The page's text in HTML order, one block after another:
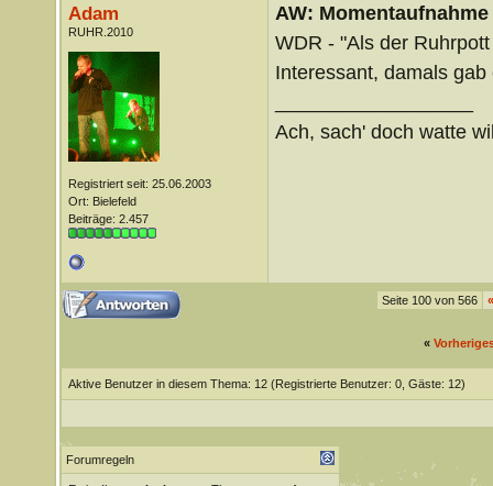
Adam
RUHR.2010
Registriert seit: 25.06.2003
Ort: Bielefeld
Beiträge: 2.457
AW: Momentaufnahme
WDR - "Als der
Interessant, damals
Ach, sach' doch watte
Seite 100 von 566 «
«
Aktive Benutzer in diesem Thema: 12 (Registrierte Benutzer: 0, Gäste: 12)
Forumregeln